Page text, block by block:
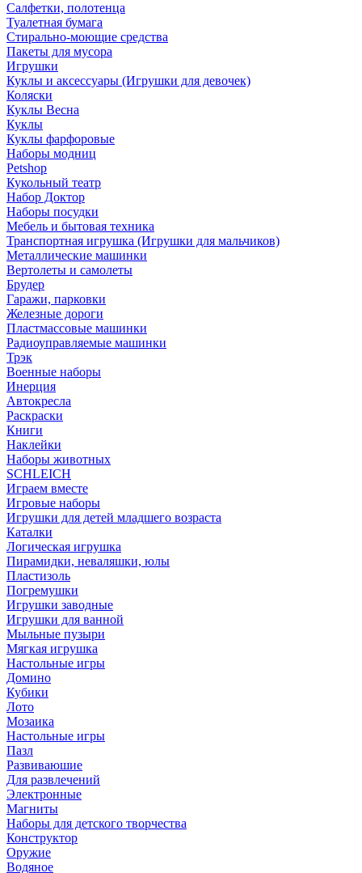
Салфетки, полотенца
Туалетная бумага
Стирально-моющие средства
Пакеты для мусора
Игрушки
Куклы и аксессуары (Игрушки для девочек)
Коляски
Куклы Весна
Куклы
Куклы фарфоровые
Наборы модниц
Petshop
Кукольный театр
Набор Доктор
Наборы посудки
Мебель и бытовая техника
Транспортная игрушка (Игрушки для мальчиков)
Металлические машинки
Вертолеты и самолеты
Брудер
Гаражи, парковки
Железные дороги
Пластмассовые машинки
Радиоуправляемые машинки
Трэк
Военные наборы
Инерция
Автокресла
Раскраски
Книги
Наклейки
Наборы животных
SCHLEICH
Играем вместе
Игровые наборы
Игрушки для детей младшего возраста
Каталки
Логическая игрушка
Пирамидки, неваляшки, юлы
Пластизоль
Погремушки
Игрушки заводные
Игрушки для ванной
Мыльные пузыри
Мягкая игрушка
Настольные игры
Домино
Кубики
Лото
Мозаика
Настольные игры
Пазл
Развиваюшие
Для развлечений
Электронные
Магниты
Наборы для детского творчества
Конструктор
Оружие
Водяное